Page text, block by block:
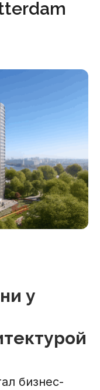
у
бизнес-